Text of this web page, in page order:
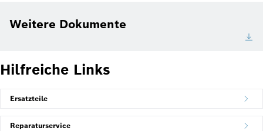
Weitere Dokumente
Hilfreiche Links
Ersatzteile
Reparaturservice